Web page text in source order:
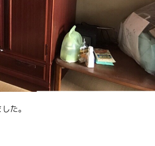
た。